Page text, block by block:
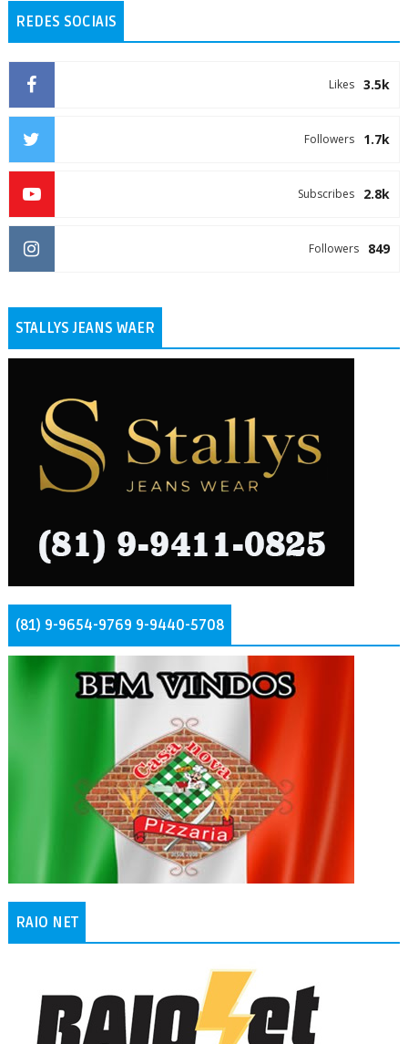
REDES SOCIAIS
3.5k
Likes
1.7k
Followers
2.8k
Subscribes
849
Followers
STALLYS JEANS WAER
(81) 9-9654-9769 9-9440-5708
RAIO NET